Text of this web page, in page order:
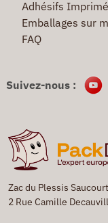
Zac du Plessis
2 Rue Camille
Adhésifs
Emballages sur
FAQ
Suivez-nous :